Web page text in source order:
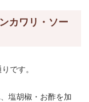
カワリ・ソー
です。
塩胡椒・お酢を加